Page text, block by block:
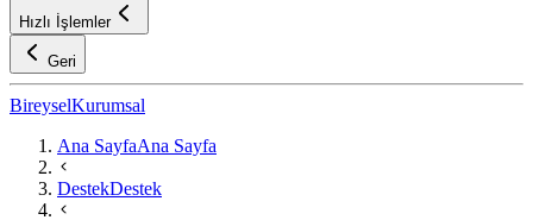
Hızlı İşlemler
Geri
BireyselKurumsal
Ana SayfaAna Sayfa
DestekDestek